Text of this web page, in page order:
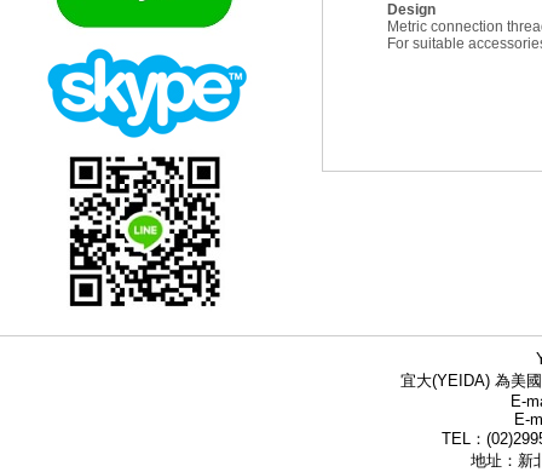
Design
Metric connection
For suitable
宜大(YEIDA) 為美
E-
E-
TEL：
地址：新